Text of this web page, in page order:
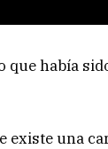
había
existe una